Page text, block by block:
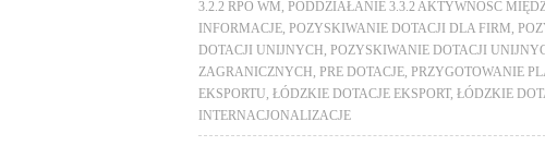
3.2.2 RPO WM PODDZIAŁANIE 3.3.2 AKTYWNOŚĆ
INFORMACJE POZYSKIWANIE DOTACJI DLA FIRM
DOTACJI UNIJNYCH POZYSKIWANIE DOTACJI
ZAGRANICZNYCH PRE DOTACJE PRZYGOTOWANIE
EKSPORTU ŁÓDZKIE DOTACJE EKSPORT, ŁÓDZKIE
INTERNACJONALIZACJE